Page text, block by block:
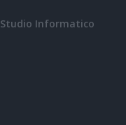
Studio Informatico